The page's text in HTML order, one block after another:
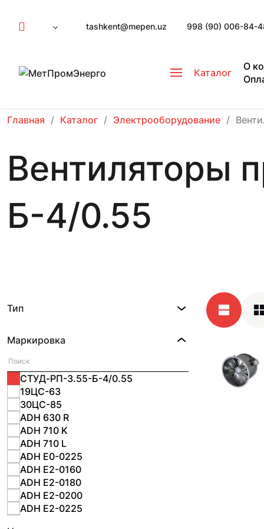
tashkent@mepen.uz 998 (90) 006-84-
Каталог
О
Главная Каталог Электрооборудование
Вентиляторы
Б-4/0.55
Тип
Маркировка
19ЦС-63
30ЦС-85
ADH 630 R
ADH 710 K
ADH 710 L
ADH E0-0225
ADH E2-0160
ADH E2-0180
ADH E2-0200
ADH E2-0225
СТУД-РП-3.55-Б-4/0.55